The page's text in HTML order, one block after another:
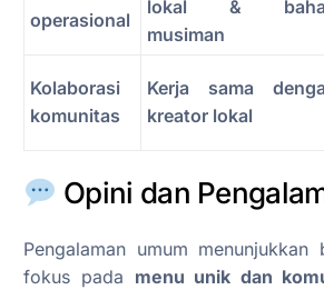
operasional
lokal &
musiman
Kolaborasi
komunitas
Kerja sama
kreator lokal
Opini dan
Pengalaman umum
fokus pada menu unik dan